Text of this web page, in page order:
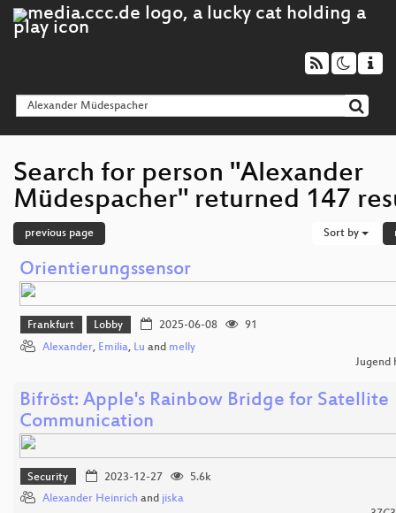
Search for person "Alexander
Müdespacher" returned 147
previous page Sort by
Orientierungssensor
Frankfurt Lobby 2025-06-08
91
Alexander, Emilia, Lu and melly
Jugend
Bifröst: Apple's Rainbow Bridge for Satellite
Communication
Security 2023-12-27
5.6k
Alexander Heinrich and jiska